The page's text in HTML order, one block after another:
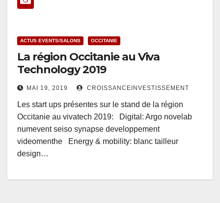
ACTUS EVENTS/SALONS OCCITANIE
La région Occitanie au Viva
Technology 2019
MAI 19, 2019 CROISSANCEINVESTISSEMENT
Les start ups présentes sur le stand de la région
Occitanie au vivatech 2019: Digital: Argo novelab
numevent seiso synapse developpement
videomenthe Energy & mobility: blanc tailleur
design…